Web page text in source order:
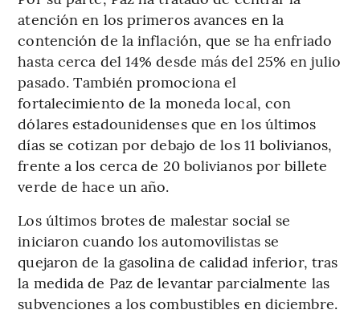
atención en los primeros avances en la
contención de la inflación, que se ha enfriado
hasta cerca del 14% desde más del 25% en julio
pasado. También promociona el
fortalecimiento de la moneda local, con
dólares estadounidenses que en los últimos
días se cotizan por debajo de los 11 bolivianos,
frente a los cerca de 20 bolivianos por billete
verde de hace un año.
Los últimos brotes de malestar social se
iniciaron cuando los automovilistas se
quejaron de la gasolina de calidad inferior, tras
la medida de Paz de levantar parcialmente las
subvenciones a los combustibles en diciembre.